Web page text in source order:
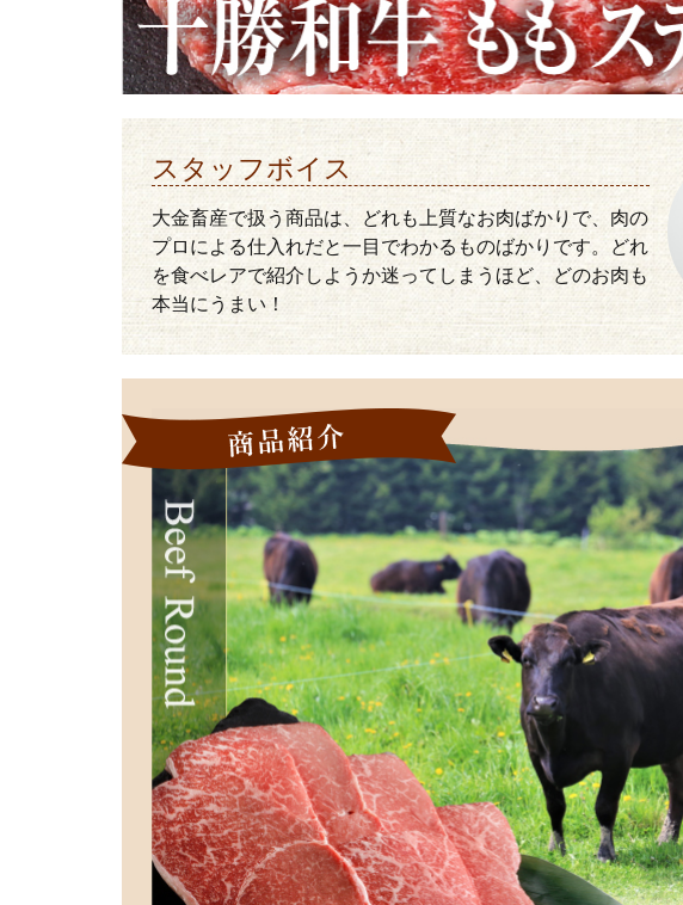
スタッフボイス
大金畜産で扱う商品は、どれも上質なお肉ばかりで、肉の
プロによる仕入れだと一目でわかるものばかりです。どれ
を食べレアで紹介しようか迷ってしまうほど、どのお肉も
本当にうまい！